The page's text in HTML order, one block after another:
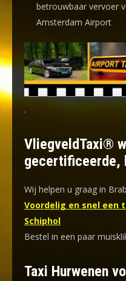
betrouwbaar vervoer
Amsterdam Airport
.
VliegveldTaxi®
gecertificeerde,
Wij helpen u graag in
Voordelig en snel een
Schiphol
Bestel in een paar
Taxi Hurwenen